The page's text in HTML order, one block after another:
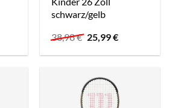
schwarz/gelb
38,98€ Ursprünglicher
Preis
war:
25,99€Aktueller
ist: